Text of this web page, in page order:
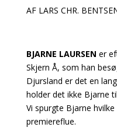
AF LARS CHR.
BJARNE LAURSEN er
Skjern Å, som han
Djursland er det en
holder det ikke Bjarne
Vi spurgte Bjarne
premiereflue.